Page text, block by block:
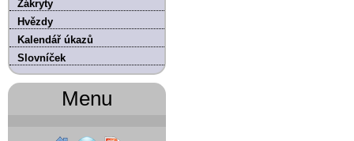
Zákryty
Hvězdy
Kalendář úkazů
Slovníček
Menu